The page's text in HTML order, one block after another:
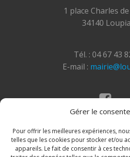
Gérer le
Pour offrir les meilleures expériences,
telles que les cookies pour stocker et/ou
appareils. Le fait de consentir à ces
1 place Charles
34140
Tél. : 04 67 43
E-mail :